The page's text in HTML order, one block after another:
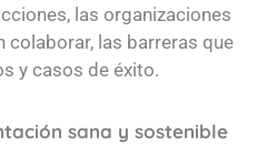
las organizaciones
colaborar, las barreras que
y casos de éxito.
sana y sostenible